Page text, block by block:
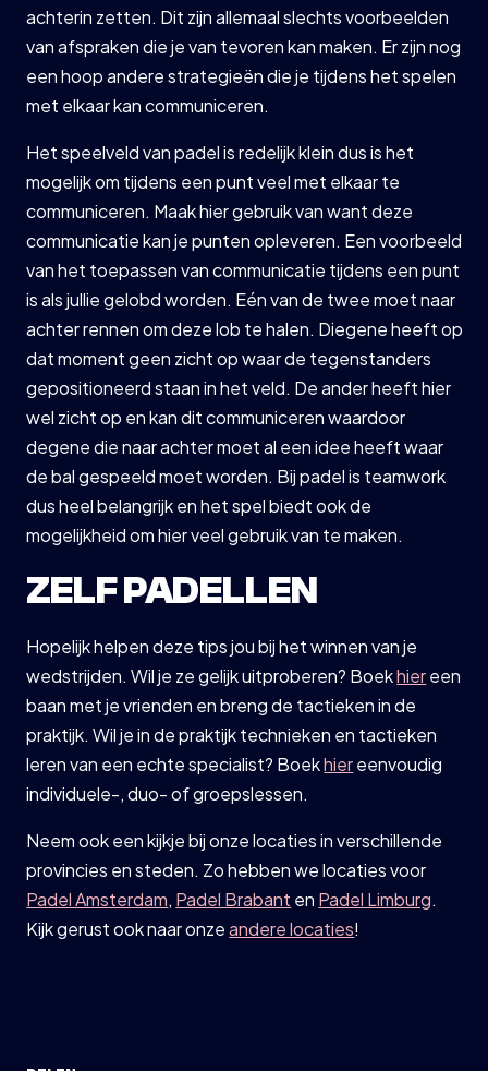
achterin zetten. Dit zijn allemaal slechts voorbeelden
van afspraken die je van tevoren kan maken. Er zijn nog
een hoop andere strategieën die je tijdens het spelen
met elkaar kan communiceren.
Het speelveld van padel is redelijk klein dus is het
mogelijk om tijdens een punt veel met elkaar te
communiceren. Maak hier gebruik van want deze
communicatie kan je punten opleveren. Een voorbeeld
van het toepassen van communicatie tijdens een punt
is als jullie gelobd worden. Eén van de twee moet naar
achter rennen om deze lob te halen. Diegene heeft op
dat moment geen zicht op waar de tegenstanders
gepositioneerd staan in het veld. De ander heeft hier
wel zicht op en kan dit communiceren waardoor
degene die naar achter moet al een idee heeft waar
de bal gespeeld moet worden. Bij padel is teamwork
dus heel belangrijk en het spel biedt ook de
mogelijkheid om hier veel gebruik van te maken.
ZELF PADELLEN
Hopelijk helpen deze tips jou bij het winnen van je
wedstrijden. Wil je ze gelijk uitproberen? Boekhiereen
baan met je vrienden en breng de tactieken in de
praktijk. Wil je in de praktijk technieken en tactieken
leren van een echte specialist? Boekhiereenvoudig
individuele-, duo- of groepslessen.
Neem ook een kijkje bij onze locaties in verschillende
provincies en steden. Zo hebben we locaties voor
Padel Amsterdam, Padel Brabant en Padel Limburg.
Kijk gerust ook naar onzeandere locaties!